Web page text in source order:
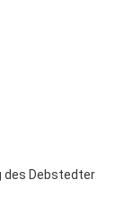
des Debstedter